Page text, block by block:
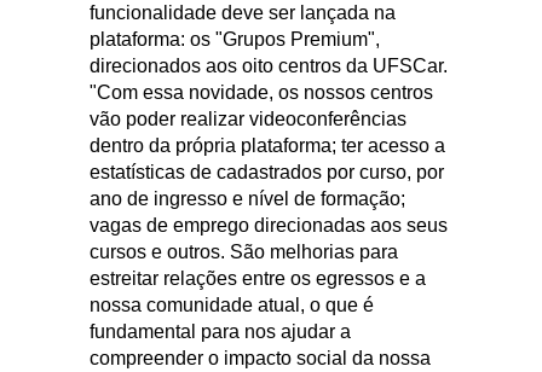
funcionalidade deve ser lançada na
plataforma: os "Grupos Premium",
direcionados aos oito centros da UFSCar.
"Com essa novidade, os nossos centros
vão poder realizar videoconferências
dentro da própria plataforma; ter acesso a
estatísticas de cadastrados por curso, por
ano de ingresso e nível de formação;
vagas de emprego direcionadas aos seus
cursos e outros. São melhorias para
estreitar relações entre os egressos e a
nossa comunidade atual, o que é
fundamental para nos ajudar a
compreender o impacto social da nossa